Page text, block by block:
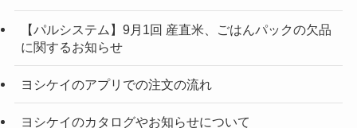
【パルシステム】9月1回 産直米、ごはんパックの欠品
に関するお知らせ
ヨシケイのアプリでの注文の流れ
ヨシケイのカタログやお知らせについて